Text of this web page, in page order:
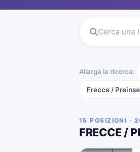
Cerca una
Allarga la ricerca:
Frecce /
15 POSIZIONI ·
FRECCE /